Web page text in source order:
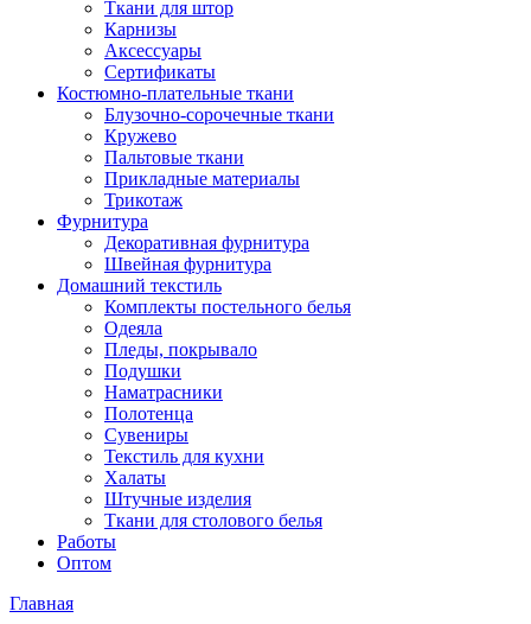
Ткани для штор
Карнизы
Аксессуары
Сертификаты
Костюмно-плательные ткани
Блузочно-сорочечные ткани
Кружево
Пальтовые ткани
Прикладные материалы
Трикотаж
Фурнитура
Декоративная фурнитура
Швейная фурнитура
Домашний текстиль
Комплекты постельного белья
Одеяла
Пледы, покрывало
Подушки
Наматрасники
Полотенца
Сувениры
Текстиль для кухни
Халаты
Штучные изделия
Ткани для столового белья
Работы
Оптом
Главная